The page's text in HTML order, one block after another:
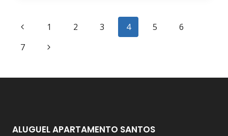
DICAS
Navegação
da
Página
Página
Anterior
1 2 3 4 5
6
7
Página
ALUGUEL APARTAMENTO SANTOS